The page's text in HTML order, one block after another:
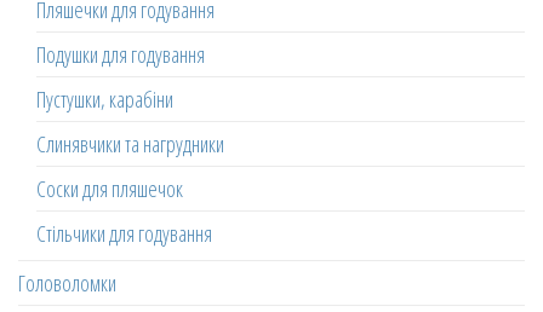
Пляшечки для годування
Подушки для годування
Пустушки, карабіни
Слинявчики та нагрудники
Соски для пляшечок
Стільчики для годування
Головоломки